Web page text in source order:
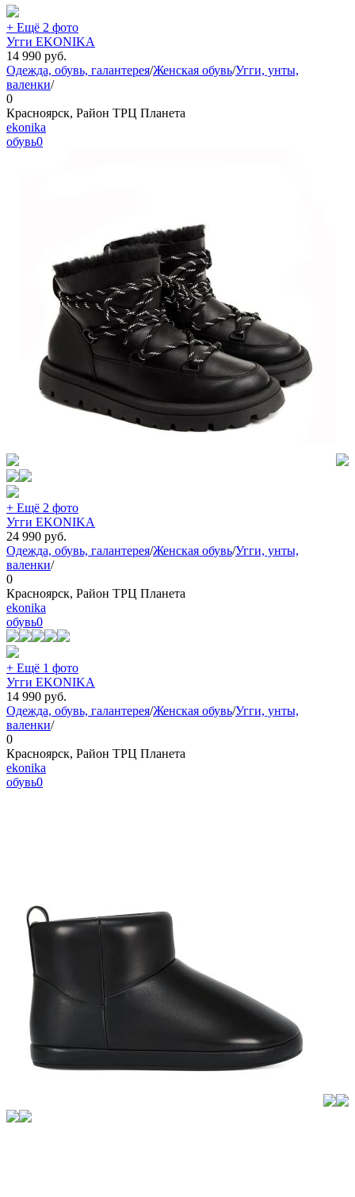
+ Ещё 2 фото
Угги EKONIKA
14 990 руб.
Одежда, обувь, галантерея/Женская обувь/Угги, унты,
валенки/
0
Красноярск, Район ТРЦ Планета
ekonika
обувь0
+ Ещё 2 фото
Угги EKONIKA
24 990 руб.
Одежда, обувь, галантерея/Женская обувь/Угги, унты,
валенки/
0
Красноярск, Район ТРЦ Планета
ekonika
обувь0
+ Ещё 1 фото
Угги EKONIKA
14 990 руб.
Одежда, обувь, галантерея/Женская обувь/Угги, унты,
валенки/
0
Красноярск, Район ТРЦ Планета
ekonika
обувь0